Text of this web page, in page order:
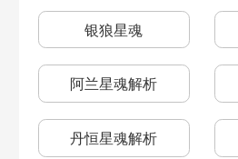
磐岩镇一
景元专武卡池
景元抽取建议
雅利洛城郊雪原
流云渡
星槎海中枢
银狼星魂
阿兰星魂解析
丹恒星魂解析